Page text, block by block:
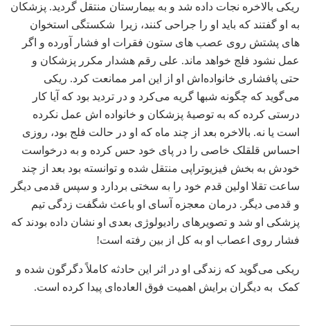
ریکی بالاخره نجات داده شد و به بیمارستان منتقل گردید. پزشکان
به او گفتند که باید او را جراحی کنند، زیرا شکستگی استخوان
های پشتش روی عصب های ستون فقرات او فشار آورده و اگر
عمل نشود فلج خواهد ماند. علی رقم هشدار مکرر پزشکان و
حتی پافشاری خانواده‌اش او از این امر ممانعت کرد. ریکی
می‌گوید که چگونه شبها گریه می‌کرد و در تردید بود که آیا کار
درستی کرده که به توصیۀ پزشکان و خانواده اش عمل نکرده
است یا نه. بالاخره بعد از چند ماه که او در حالت فلج بود، روزی
احساس قلقلک خاصی را در پای خود حس کرده و به درخواست
خودش به بخش فیزیوتراپی منتقل شده و توانسته بود بعد از چند
ساعت تقلا اولین قدم خود را به سختی بردارد و سپس قدمی دیگر
و قدمی دیگر. درمان معجزه آسای او باعث شگفت زدگی تیم
پزشکی او شد و تصویرهای رادیولوژی بعدی او نشان داده بودند که
فشار روی اعصاب او به کل از بین رفته است!
ریکی می‌گوید که زندگی او در اثر این حادثه کاملاً دگرگون شده و
کمک به دیگران برایش اهمیت فوق العاده‌ای پیدا کرده است.